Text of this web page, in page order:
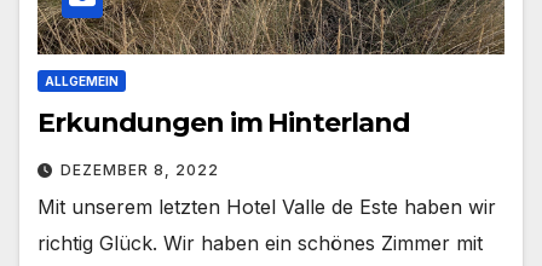
ALLGEMEIN
Erkundungen im Hinterland
DEZEMBER 8, 2022
Mit unserem letzten Hotel Valle de Este haben wir
richtig Glück. Wir haben ein schönes Zimmer mit